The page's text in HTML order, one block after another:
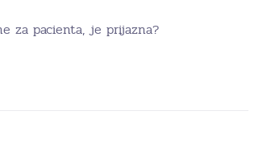
za pacienta, je prijazna?